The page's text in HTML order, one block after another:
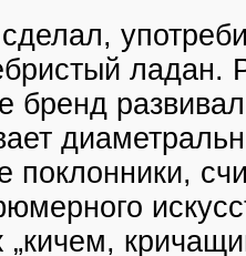
ладан.
поклонники,